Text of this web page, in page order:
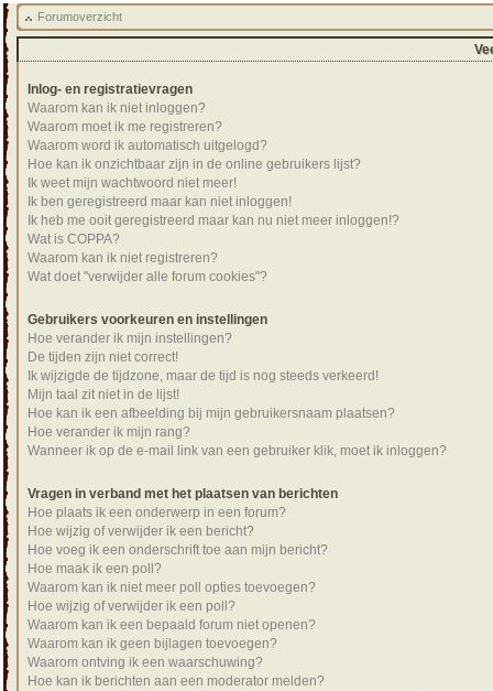
Forumoverzicht
Inlog- en registratievragen
Waarom kan ik niet inloggen?
Waarom moet ik me registreren?
Waarom word ik automatisch uitgelogd?
Hoe kan ik onzichtbaar zijn in de online gebruikers lijst?
Ik weet mijn wachtwoord niet meer!
Ik ben geregistreerd maar kan niet inloggen!
Ik heb me ooit geregistreerd maar kan nu niet meer inloggen!?
Wat is COPPA?
Waarom kan ik niet registreren?
Wat doet "verwijder alle forum cookies"?
Gebruikers voorkeuren en instellingen
Hoe verander ik mijn instellingen?
De tijden zijn niet correct!
Ik wijzigde de tijdzone, maar de tijd is nog steeds verkeerd!
Mijn taal zit niet in de lijst!
Hoe kan ik een afbeelding bij mijn gebruikersnaam plaatsen?
Hoe verander ik mijn rang?
Wanneer ik op de e-mail link van een gebruiker klik, moet ik inloggen?
Vragen in verband met het plaatsen van berichten
Hoe plaats ik een onderwerp in een forum?
Hoe wijzig of verwijder ik een bericht?
Hoe voeg ik een onderschrift toe aan mijn bericht?
Hoe maak ik een poll?
Waarom kan ik niet meer poll opties toevoegen?
Hoe wijzig of verwijder ik een poll?
Waarom kan ik een bepaald forum niet openen?
Waarom kan ik geen bijlagen toevoegen?
Waarom ontving ik een waarschuwing?
Hoe kan ik berichten aan een moderator melden?